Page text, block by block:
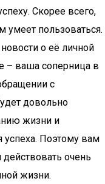
Скорее всего,
умеет пользоваться.
о её личной
– ваша соперница в
с
довольно
жизни и
успеха. Поэтому вам
очень
жизни.